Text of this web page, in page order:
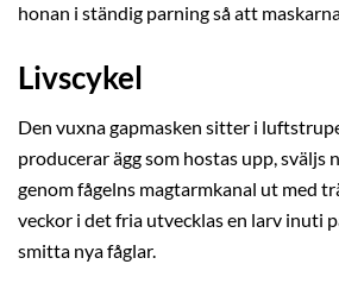
honan i ständig parning så att
Livscykel
Den vuxna gapmasken sitter i
producerar ägg som hostas upp, sväljs
genom fågelns magtarmkanal ut med
veckor i det fria utvecklas en larv inuti
smitta nya fåglar.